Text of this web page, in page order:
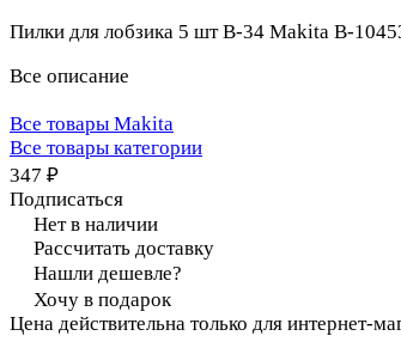
Пилки для лобзика 5 шт B-34 Makita B-
Все описание
Все товары Makita
Все товары категории
347 ₽
Подписаться
Нет в наличии
Рассчитать доставку
Нашли дешевле?
Хочу в подарок
Цена действительна только для интернет-